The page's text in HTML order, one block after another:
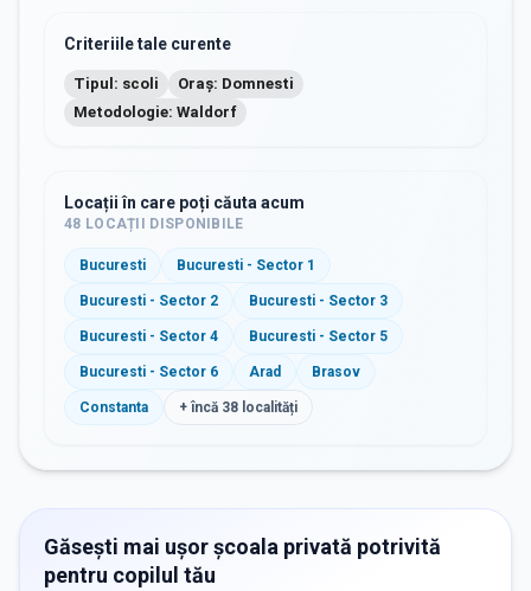
Criteriile tale curente
Tipul: scoli
Oraș: Domnesti
Metodologie: Waldorf
Locații în care poți căuta acum
48 LOCAȚII DISPONIBILE
Bucuresti Bucuresti - Sector 1
Bucuresti - Sector 2 Bucuresti - Sector 3
Bucuresti - Sector 4 Bucuresti - Sector 5
Bucuresti - Sector 6 Arad Brasov
Constanta + încă 38 localități
Găsești mai ușor școala privată potrivită
pentru copilul tău